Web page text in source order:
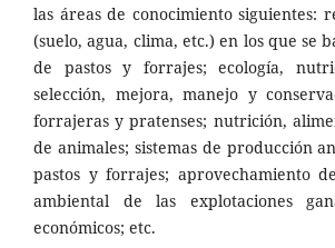
las áreas de conocimiento siguientes:
(suelo, agua, clima, etc.) en los que se
de pastos y forrajes; ecología,
selección, mejora, manejo y
forrajeras y pratenses; nutrición,
de animales; sistemas de producción
pastos y forrajes; aprovechamiento
ambiental de las explotaciones
económicos; etc.